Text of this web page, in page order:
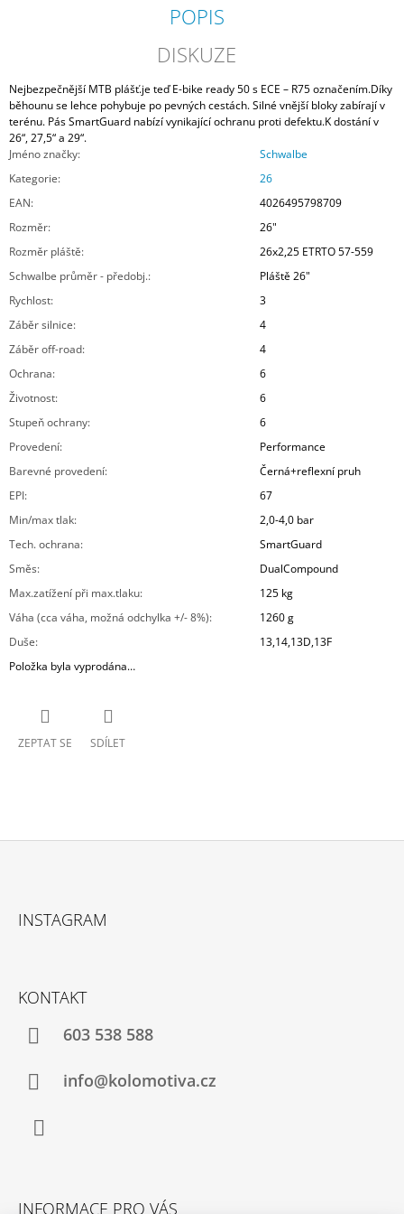
POPIS
DISKUZE
Nejbezpečnější MTB plášť.je teď E-bike ready 50 s ECE – R75 označením.Díky
běhounu se lehce pohybuje po pevných cestách. Silné vnější bloky zabírají v
terénu. Pás SmartGuard nabízí vynikající ochranu proti defektu.K dostání v
26“, 27,5“ a 29“.
Jméno značky:
Schwalbe
Kategorie:
26
EAN:
4026495798709
Rozměr:
26"
Rozměr pláště:
26x2,25 ETRTO 57-559
Schwalbe průměr - předobj.:
Pláště 26"
Rychlost:
3
Záběr silnice:
4
Záběr off-road:
4
Ochrana:
6
Životnost:
6
Stupeň ochrany:
6
Provedení:
Performance
Barevné provedení:
Černá+reflexní pruh
EPI:
67
Min/max tlak:
2,0-4,0 bar
Tech. ochrana:
SmartGuard
Směs:
DualCompound
Max.zatížení při max.tlaku:
125 kg
Váha (cca váha, možná odchylka +/- 8%):
1260 g
Duše:
13,14,13D,13F
Položka byla vyprodána…
ZEPTAT SE SDÍLET
INSTAGRAM
KONTAKT
603 538 588
info@kolomotiva.cz
INFORMACE PRO VÁS